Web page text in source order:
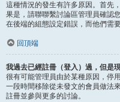
這種情況的發生有許多原因。首先
果是，請聯聯繫討論區管理員確認
在後端的組態設定錯誤，而他們需要
回頂端
我過去已經註冊（登入）過，但是
很有可能管理員由於某種原因，停
一段時間移除從未發文的會員做法
註冊並參與更多的討論。